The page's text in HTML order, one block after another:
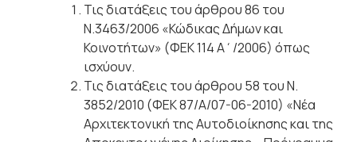
Τις διατάξεις του άρθρου 86 του
Ν.3463/2006 «Κώδικας Δήμων και
Κοινοτήτων» (ΦΕΚ 114 Α΄/2006) όπως
ισχύουν.
Τις διατάξεις του άρθρου 58 του Ν.
3852/2010 (ΦΕΚ 87/Α/07-06-2010) «Νέα
Αρχιτεκτονική της Αυτοδιοίκησης και της